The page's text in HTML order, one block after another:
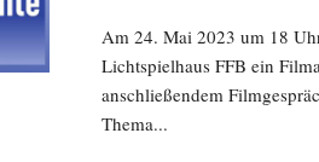
Am 24. Mai 2023 um 18
Lichtspielhaus FFB ein
anschließendem
Thema...